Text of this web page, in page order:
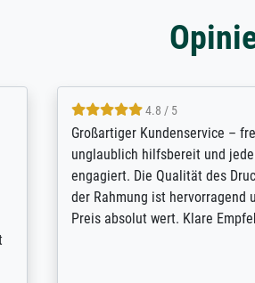
5 / 5
Für ein Erinnerungsbuch mit der
Feldpost meines Großvaters aus
Weltkrieg benötigte ich ein
ausdrucksvolles Bild. Das habe
Ihnen gefunden. Bei der